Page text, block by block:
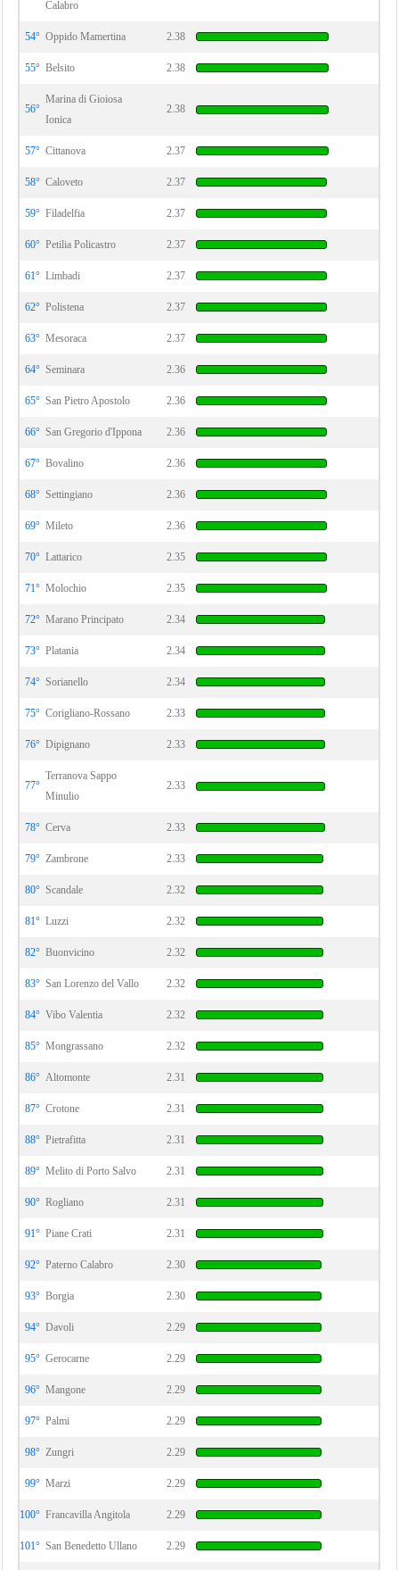
Calabro
54° Oppido Mamertina 2.38
55° Belsito 2.38
56°
Marina di Gioiosa
Ionica
2.38
57° Cittanova 2.37
58° Caloveto 2.37
59° Filadelfia 2.37
60° Petilia Policastro 2.37
61° Limbadi 2.37
62° Polistena 2.37
63° Mesoraca 2.37
64° Seminara 2.36
65° San Pietro Apostolo 2.36
66° San Gregorio d'Ippona 2.36
67° Bovalino 2.36
68° Settingiano 2.36
69° Mileto 2.36
70° Lattarico 2.35
71° Molochio 2.35
72° Marano Principato 2.34
73° Platania 2.34
74° Sorianello 2.34
75° Corigliano-Rossano 2.33
76° Dipignano 2.33
77°
Terranova Sappo
Minulio
2.33
78° Cerva 2.33
79° Zambrone 2.33
80° Scandale 2.32
81° Luzzi 2.32
82° Buonvicino 2.32
83° San Lorenzo del Vallo 2.32
84° Vibo Valentia 2.32
85° Mongrassano 2.32
86° Altomonte 2.31
87° Crotone 2.31
88° Pietrafitta 2.31
89° Melito di Porto Salvo 2.31
90° Rogliano 2.31
91° Piane Crati 2.31
92° Paterno Calabro 2.30
93° Borgia 2.30
94° Davoli 2.29
95° Gerocarne 2.29
96° Mangone 2.29
97° Palmi 2.29
98° Zungri 2.29
99° Marzi 2.29
100° Francavilla Angitola 2.29
101° San Benedetto Ullano 2.29